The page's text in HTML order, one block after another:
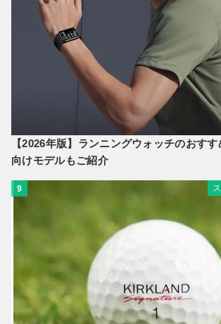
【2026年版】ランニングウォッチのおす
向けモデルもご紹介
9